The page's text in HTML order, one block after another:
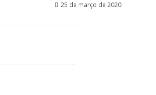
25 de março de 2020